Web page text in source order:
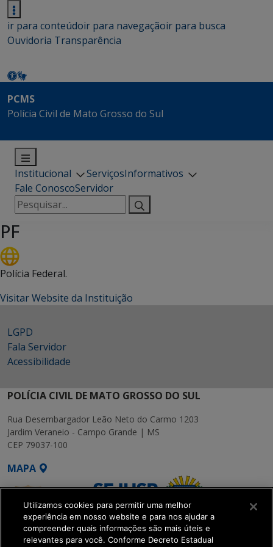
ir para conteúdoir para navegaçãoir para busca
Ouvidoria Transparência
PCMS
Polícia Civil de Mato Grosso do Sul
Institucional ServiçosInformativos
Fale ConoscoServidor
Pesquisar
por:
PF
Polícia Federal.
Visitar Website da Instituição
LGPD
Fala Servidor
Acessibilidade
POLÍCIA CIVIL DE MATO GROSSO DO SUL
Rua Desembargador Leão Neto do Carmo 1203
Jardim Veraneio - Campo Grande | MS
CEP 79037-100
MAPA
Utilizamos cookies para permitir uma melhor
experiência em nosso website e para nos ajudar a
compreender quais informações são mais úteis e
relevantes para você. Conforme Decreto Estadual